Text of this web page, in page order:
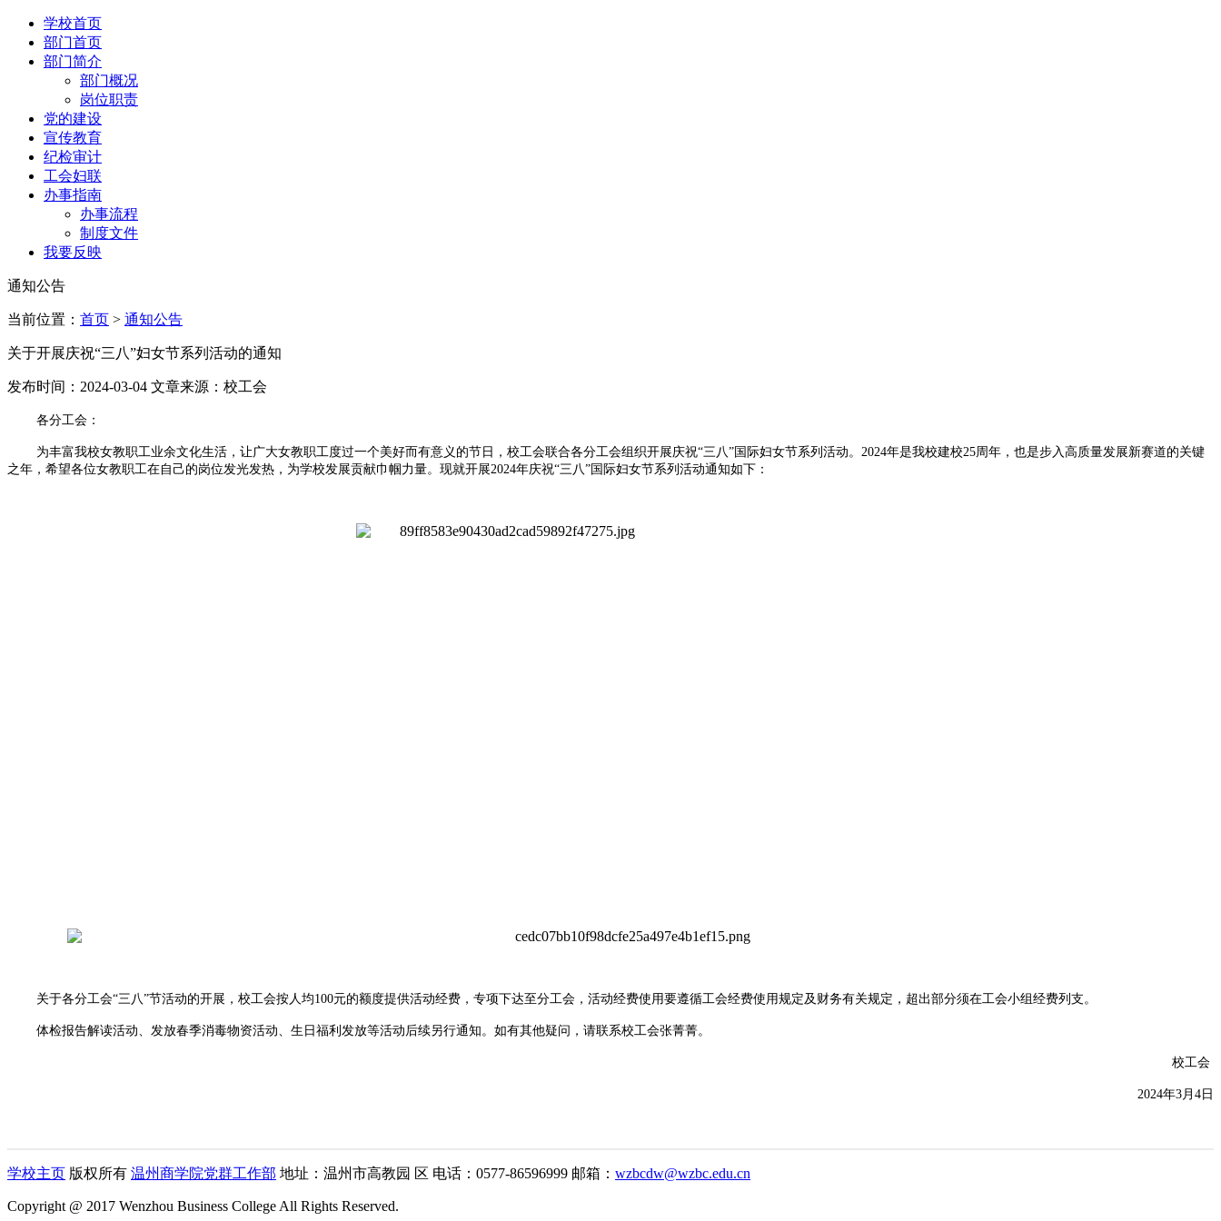
学校首页
部门首页
部门简介
部门概况
岗位职责
党的建设
宣传教育
纪检审计
工会妇联
办事指南
办事流程
制度文件
我要反映
通知公告
当前位置： 首页 > 通知公告
关于开展庆祝“三八”妇女节系列活动的通知
发布时间：2024-03-04 文章来源：校工会
各分工会：
为丰富我校女教职工业余文化生活，让广大女教职工度过一个美好而有意义的节日，校工会联合各分工会组织开展庆祝“三八”国际妇女节系列活动。2024年是我校建校25周年，也是步入高质量发展新赛道的关键
之年，希望各位女教职工在自己的岗位发光发热，为学校发展贡献巾帼力量。现就开展2024年庆祝“三八”国际妇女节系列活动通知如下：
关于各分工会“三八”节活动的开展，校工会按人均100元的额度提供活动经费，专项下达至分工会，活动经费使用要遵循工会经费使用规定及财务有关规定，超出部分须在工会小组经费列支。
体检报告解读活动、发放春季消毒物资活动、生日福利发放等活动后续另行通知。如有其他疑问，请联系校工会张菁菁。
校工会
2024年3月4日
学校主页 版权所有 温州商学院党群工作部 地址：温州市高教园 区 电话：0577-86596999 邮箱： wzbcdw@wzbc.edu.cn
Copyright @ 2017 Wenzhou Business College All Rights Reserved.